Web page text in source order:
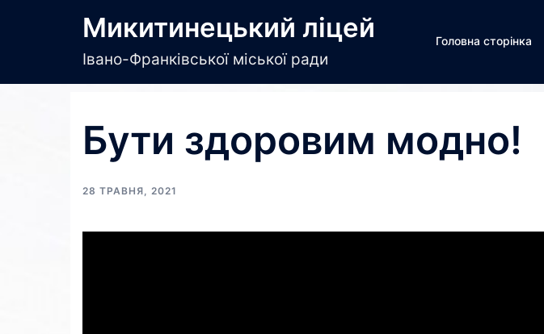
Микитинецький ліцей
Івано-Франківської міської ради
Головна сторінка
Бути здоровим модно!
28 ТРАВНЯ, 2021